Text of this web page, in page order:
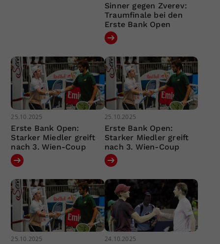
Sinner gegen Zverev:
Traumfinale bei den
Erste Bank Open
25.10.2025
Erste Bank Open:
Starker Miedler greift
nach 3. Wien-Coup
25.10.2025
Erste Bank Open:
Starker Miedler greift
nach 3. Wien-Coup
25.10.2025 24.10.2025